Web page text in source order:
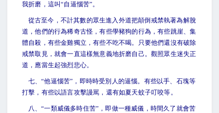
我折磨，這叫“自逼惱苦”。
從古至今，不計其數的眾生進入外道把顛倒戒禁執著為解脫
道，他們的行為稀奇古怪，有些學豬狗的行為，有些跳崖、集
體自殺，有些金雞獨立，有些不吃不喝。只要他們還沒有破除
戒禁取見，就會一直這樣無意義地折磨自己。觀照眾生迷失正
道，應當生起強烈悲心。
七、“他逼惱苦”，即時時受別人的逼惱。有些以手、石塊等
打擊，有些以語言攻擊謾駡，還有如夏天蚊子叮咬等。
八、“一類威儀多時住苦”，即做一種威儀，時間久了就會苦